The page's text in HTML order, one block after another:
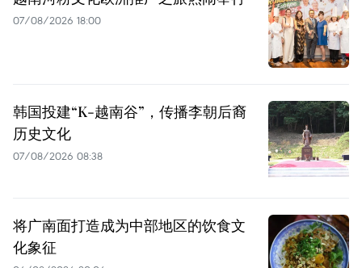
07/08/2026 18:00
韩国投建“K-越南谷”，传播李朝后裔
历史文化
07/08/2026 08:38
将广南面打造成为中部地区的饮食文
化象征